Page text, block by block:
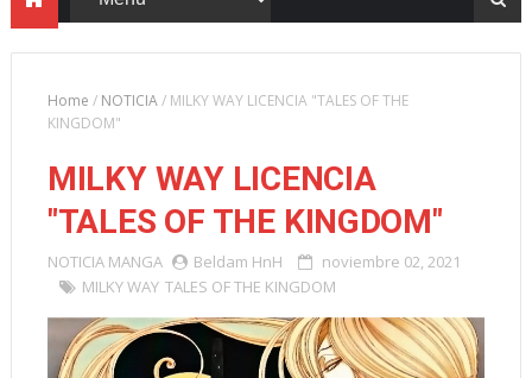
Home / NOTICIA/ MILKY WAY LICENCIA "TALES OF THE
KINGDOM"
MILKY WAY LICENCIA
"TALES OF THE KINGDOM"
NOTICIA MANGA Beldam HnH
noviembre 02, 2021
MILKY WAY TALES OF THE KINGDOM